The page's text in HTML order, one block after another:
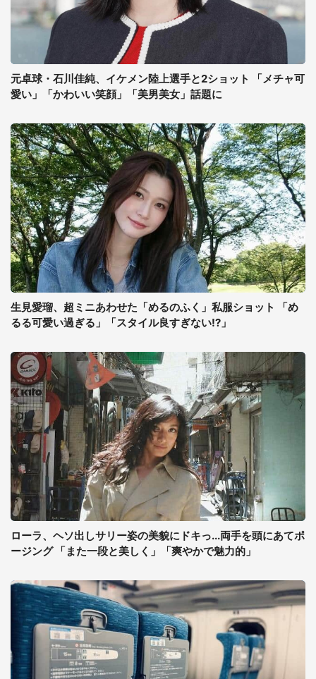
元卓球・石川佳純、イケメン陸上選手と2ショット 「メチャ可
愛い」「かわいい笑顔」「美男美女」話題に
生見愛瑠、超ミニあわせた「めるのふく」私服ショット 「め
るる可愛い過ぎる」「スタイル良すぎない!?」
ローラ、ヘソ出しサリー姿の美貌にドキっ...両手を頭にあてポ
ージング 「また一段と美しく」「爽やかで魅力的」